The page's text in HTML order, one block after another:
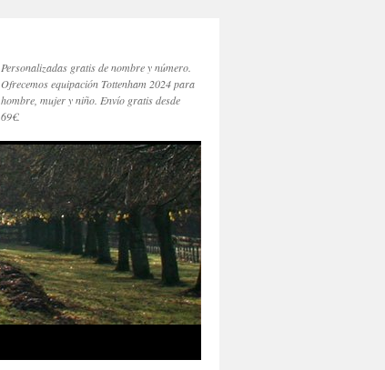
Personalizadas gratis de nombre y número.
Ofrecemos equipación Tottenham 2024 para
hombre, mujer y niño. Envío gratis desde
69€.